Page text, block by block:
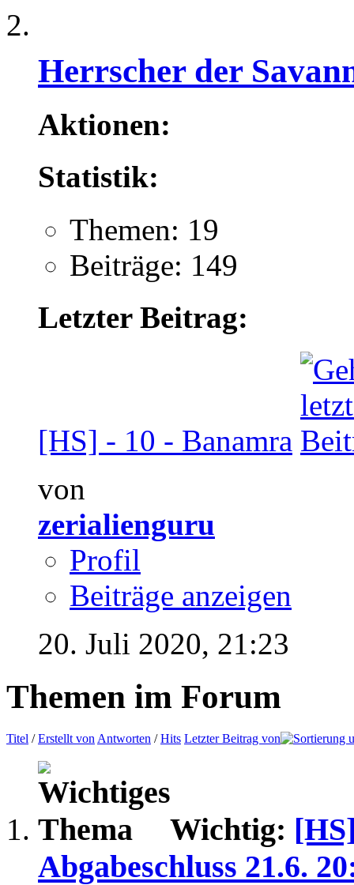
Herrscher der
Aktionen:
Statistik:
Themen: 19
Beiträge: 149
Letzter Beitrag:
[HS] - 10 - Banamra
von
zerialienguru
Profil
Beiträge anzeigen
20. Juli 2020, 21:23
Themen im Forum
Titel /Erstellt von Antworten /Hits Letzter Beitrag von
Wichtig:
Abgabeschluss 21.6.